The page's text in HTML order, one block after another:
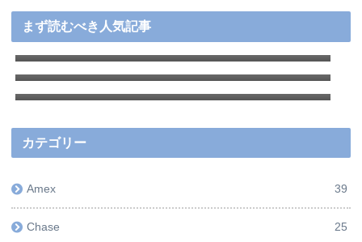
まず読むべき人気記事
【2026年最新】アメリカ赴任前後の徹底ガイ
ド：準備から生活のコツまで
【2026年最新】アメリカ駐在で実際に作った
クレジットカードおすすめ厳選８枚＋用途別
人気カードを徹底比較
アメリカでお得に買い物！Rakutenで簡単に
キャッシュバックをゲットする方法
カテゴリー
Amex 39
Chase 25